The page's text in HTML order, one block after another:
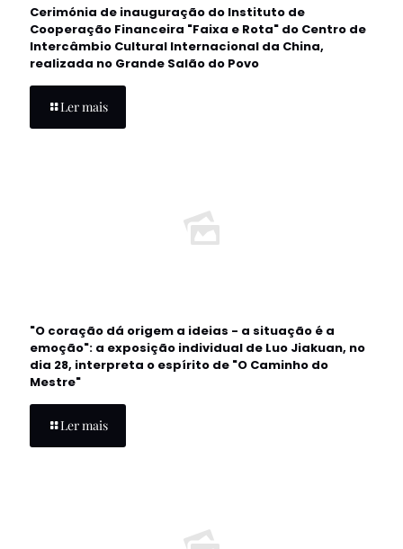
Cerimónia de inauguração do Instituto de
Cooperação Financeira "Faixa e Rota" do Centro de
Intercâmbio Cultural Internacional da China,
realizada no Grande Salão do Povo
Ler mais
"O coração dá origem a ideias - a situação é a
emoção": a exposição individual de Luo Jiakuan, no
dia 28, interpreta o espírito de "O Caminho do
Mestre"
Ler mais